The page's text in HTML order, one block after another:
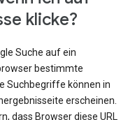
klicke?
Suche auf ein
bestimmte
Suchbegriffe können in
erscheinen.
dass Browser diese URL